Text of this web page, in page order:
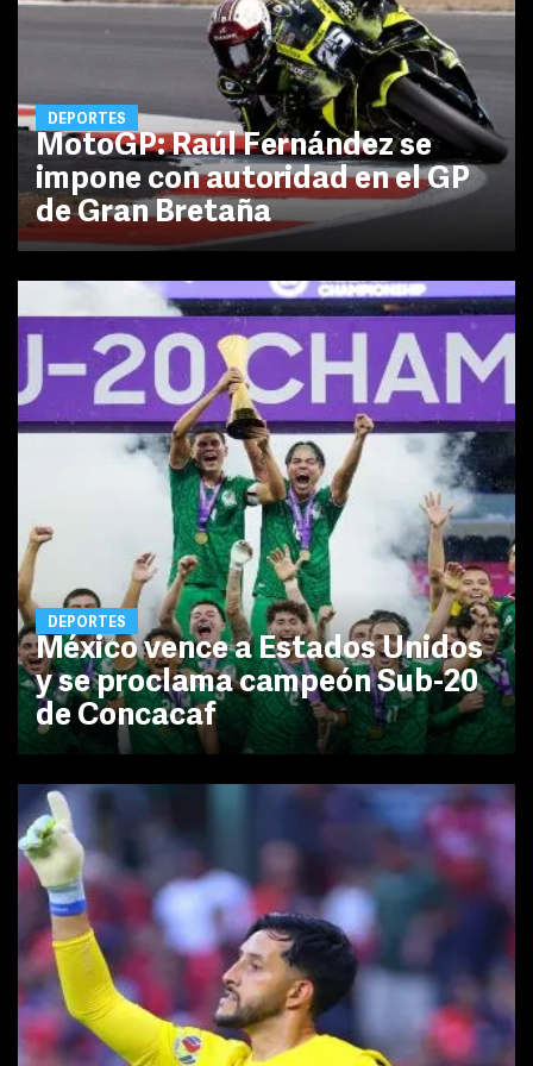
DEPORTES
MotoGP: Raúl Fernández se
impone con autoridad en el GP
de Gran Bretaña
DEPORTES
México vence a Estados Unidos
y se proclama campeón Sub-20
de Concacaf